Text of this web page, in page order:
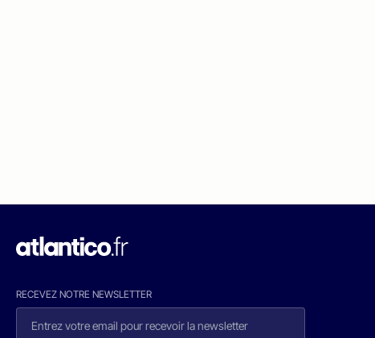
RECEVEZ NOTRE NEWSLETTER